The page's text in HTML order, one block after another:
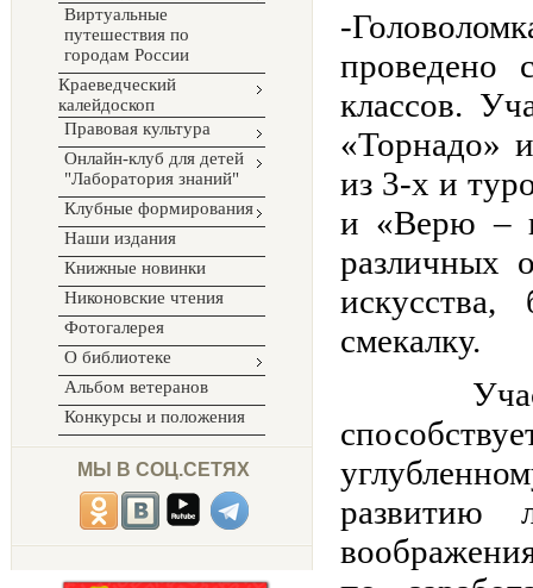
Виртуальные
путешествия по
городам России
Краеведческий
калейдоскоп
Правовая культура
Онлайн-клуб для детей
"Лаборатория знаний"
Клубные формирования
Наши издания
Книжные новинки
Никоновские чтения
Фотогалерея
О библиотеке
Альбом ветеранов
Конкурсы и положения
МЫ В СОЦ.СЕТЯХ
-
проведено
классов.
«Торнадо»
из 3-х и
и «Верю –
различных
смекалку.
Участие
развитию